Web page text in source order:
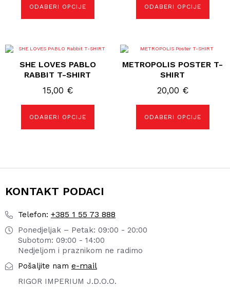
ODABERI OPCIJE ODABERI OPCIJE
SHE LOVES PABLO
RABBIT T-SHIRT
15,00 €
ODABERI OPCIJE
Ovaj
ima
varijanti.
Opcije
se
na
METROPOLIS POSTER T-
SHIRT
20,00 €
ODABERI OPCIJE
Ovaj
ima
varijanti.
Opcije
se
na
KONTAKT PODACI
Telefon: +385 1 55 73 888
Ponedjeljak – Petak: 09:00 - 20:00
Subotom: 09:00 - 14:00
Nedjeljom i praznikom ne radimo
Pošaljite nam e-mail
RIGOR IMPERIUM J.D.O.O.